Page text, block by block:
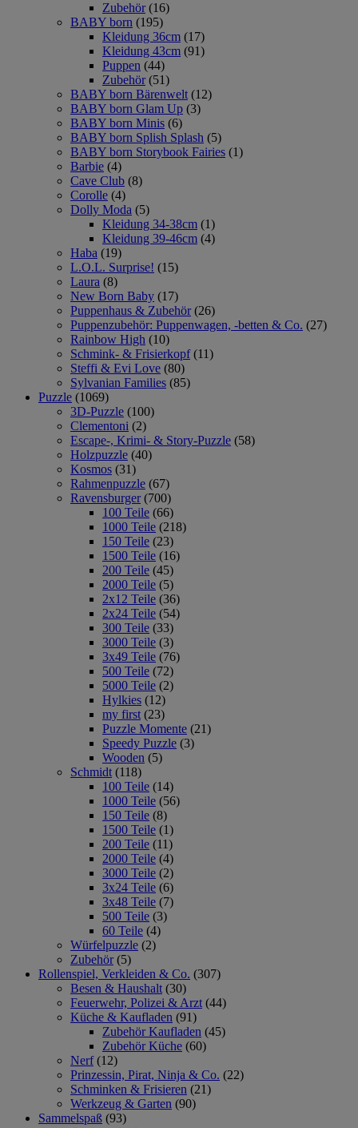
Zubehör (16)
BABY born (195)
Kleidung 36cm (17)
Kleidung 43cm (91)
Puppen (44)
Zubehör (51)
BABY born Bärenwelt (12)
BABY born Glam Up (3)
BABY born Minis (6)
BABY born Splish Splash (5)
BABY born Storybook Fairies (1)
Barbie (4)
Cave Club (8)
Corolle (4)
Dolly Moda (5)
Kleidung 34-38cm (1)
Kleidung 39-46cm (4)
Haba (19)
L.O.L. Surprise! (15)
Laura (8)
New Born Baby (17)
Puppenhaus & Zubehör (26)
Puppenzubehör: Puppenwagen, -betten & Co. (27)
Rainbow High (10)
Schmink- & Frisierkopf (11)
Steffi & Evi Love (80)
Sylvanian Families (85)
Puzzle (1069)
3D-Puzzle (100)
Clementoni (2)
Escape-, Krimi- & Story-Puzzle (58)
Holzpuzzle (40)
Kosmos (31)
Rahmenpuzzle (67)
Ravensburger (700)
100 Teile (66)
1000 Teile (218)
150 Teile (23)
1500 Teile (16)
200 Teile (45)
2000 Teile (5)
2x12 Teile (36)
2x24 Teile (54)
300 Teile (33)
3000 Teile (3)
3x49 Teile (76)
500 Teile (72)
5000 Teile (2)
Hylkies (12)
my first (23)
Puzzle Momente (21)
Speedy Puzzle (3)
Wooden (5)
Schmidt (118)
100 Teile (14)
1000 Teile (56)
150 Teile (8)
1500 Teile (1)
200 Teile (11)
2000 Teile (4)
3000 Teile (2)
3x24 Teile (6)
3x48 Teile (7)
500 Teile (3)
60 Teile (4)
Würfelpuzzle (2)
Zubehör (5)
Rollenspiel, Verkleiden & Co. (307)
Besen & Haushalt (30)
Feuerwehr, Polizei & Arzt (44)
Küche & Kaufladen (91)
Zubehör Kaufladen (45)
Zubehör Küche (60)
Nerf (12)
Prinzessin, Pirat, Ninja & Co. (22)
Schminken & Frisieren (21)
Werkzeug & Garten (90)
Sammelspaß (93)